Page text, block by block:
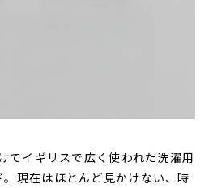
てイギリスで広く使われた洗濯用
現在はほとんど見かけない、時